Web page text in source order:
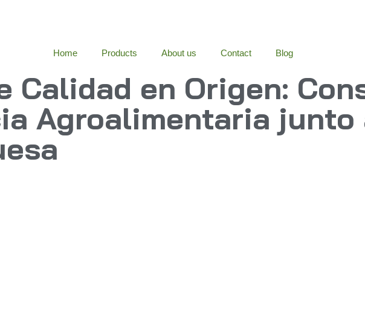
Home Products About us Contact Blog
Calidad en Origen:
Agroalimentaria junto